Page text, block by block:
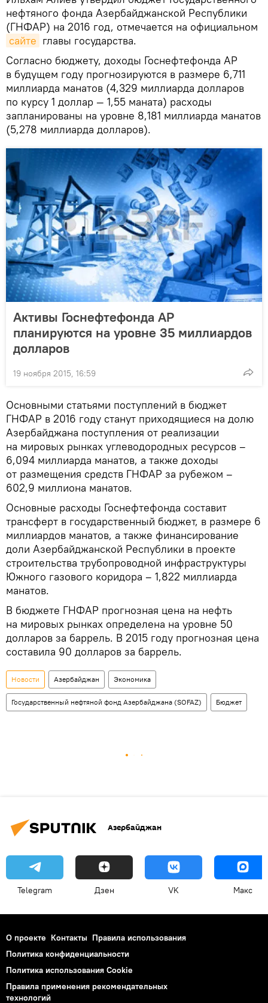
нефтяного фонда Азербайджанской Республики
(ГНФАР) на 2016 год, отмечается на официальном
сайте главы государства.
Согласно бюджету, доходы Госнефтефонда АР
в будущем году прогнозируются в размере 6,711
миллиарда манатов (4,329 миллиарда долларов
по курсу 1 доллар — 1,55 маната) расходы
запланированы на уровне 8,181 миллиарда манатов
(5,278 миллиарда долларов).
Активы Госнефтефонда АР
планируются на уровне 35 миллиардов
долларов
19 ноября 2015, 16:59
Основными статьями поступлений в бюджет
ГНФАР в 2016 году станут приходящиеся на долю
Азербайджана поступления от реализации
на мировых рынках углеводородных ресурсов –
6,094 миллиарда манатов, а также доходы
от размещения средств ГНФАР за рубежом –
602,9 миллиона манатов.
Основные расходы Госнефтефонда составит
трансферт в государственный бюджет, в размере 6
миллиардов манатов, а также финансирование
доли Азербайджанской Республики в проекте
строительства трубопроводной инфраструктуры
Южного газового коридора – 1,822 миллиарда
манатов.
В бюджете ГНФАР прогнозная цена на нефть
на мировых рынках определена на уровне 50
долларов за баррель. В 2015 году прогнозная цена
составила 90 долларов за баррель.
Новости Азербайджан Экономика
Государственный нефтяной фонд Азербайджана (SOFAZ) Бюджет
Азербайджан
Telegram Дзен VK Макс
О проекте Контакты Правила использования
Политика конфиденциальности
Политика использования Cookie
Правила применения рекомендательных
технологий